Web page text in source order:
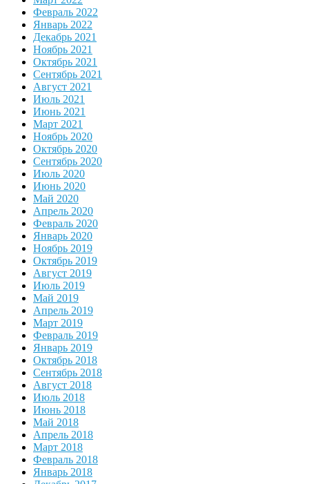
Февраль 2022
Январь 2022
Декабрь 2021
Ноябрь 2021
Октябрь 2021
Сентябрь 2021
Август 2021
Июль 2021
Июнь 2021
Март 2021
Ноябрь 2020
Октябрь 2020
Сентябрь 2020
Июль 2020
Июнь 2020
Май 2020
Апрель 2020
Февраль 2020
Январь 2020
Ноябрь 2019
Октябрь 2019
Август 2019
Июль 2019
Май 2019
Апрель 2019
Март 2019
Февраль 2019
Январь 2019
Октябрь 2018
Сентябрь 2018
Август 2018
Июль 2018
Июнь 2018
Май 2018
Апрель 2018
Март 2018
Февраль 2018
Январь 2018